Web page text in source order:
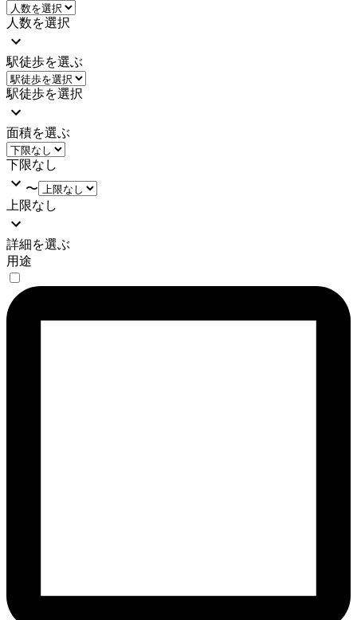
人数を選択
駅徒歩を選ぶ
駅徒歩を選択
面積を選ぶ
下限なし
〜
上限なし
詳細を選ぶ
用途